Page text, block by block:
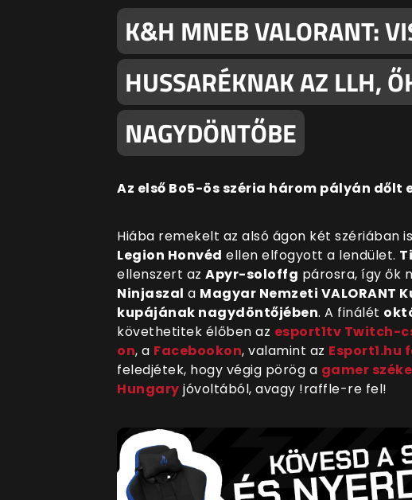
K&H MNEB VALORANT:
HUSSARÉKNAK AZ LLH,
NAGYDÖNTŐBE
Az első Bo5-ös széria három pályán dőlt
Hiába remekelt az alsó ágon két szériában
Legion Honvéd ellen elfogyott a lendület.
ellenszert az Apyr-soloffg párosra, így ők
Ninjaszal a Magyar Nemzeti VALORANT
kupájának nagydöntőjében. A finálét
követhetitek élőben az esport1tv Twitch-
on, a Facebookon, valamint az Esport1.hu
feledjétek, hogy végig pörög a gamer
Hungary jóvoltából, avagy !raffle-re fel!